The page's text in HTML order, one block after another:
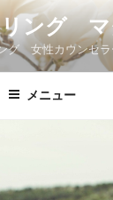
リング マ
グ 女性カウンセラ
メニュー